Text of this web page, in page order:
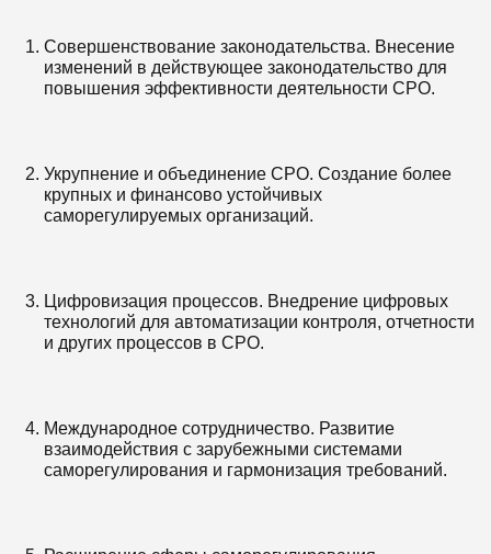
Совершенствование законодательства. Внесение
изменений в действующее законодательство для
повышения эффективности деятельности СРО.
Укрупнение и объединение СРО. Создание более
крупных и финансово устойчивых
саморегулируемых организаций.
Цифровизация процессов. Внедрение цифровых
технологий для автоматизации контроля, отчетности
и других процессов в СРО.
Международное сотрудничество. Развитие
взаимодействия с зарубежными системами
саморегулирования и гармонизация требований.